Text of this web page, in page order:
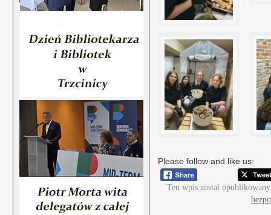
Please follow and like us:
Ten wpis został